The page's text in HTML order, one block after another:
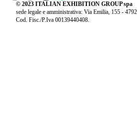
© 2023 ITALIAN EXHIBITION GROUP spa
sede legale e amministrativa: Via Emilia, 155 -
Cod. Fisc./P.Iva 00139440408.